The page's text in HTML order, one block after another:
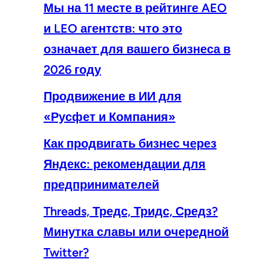
Мы на 11 месте в рейтинге AEO
и LEO агентств: что это
означает для вашего бизнеса в
2026 году
Продвижение в ИИ для
«Русфет и Компания»
Как продвигать бизнес через
Яндекс: рекомендации для
предпринимателей
Threads, Тредс, Тридс, Средз?
Минутка славы или очередной
Twitter?